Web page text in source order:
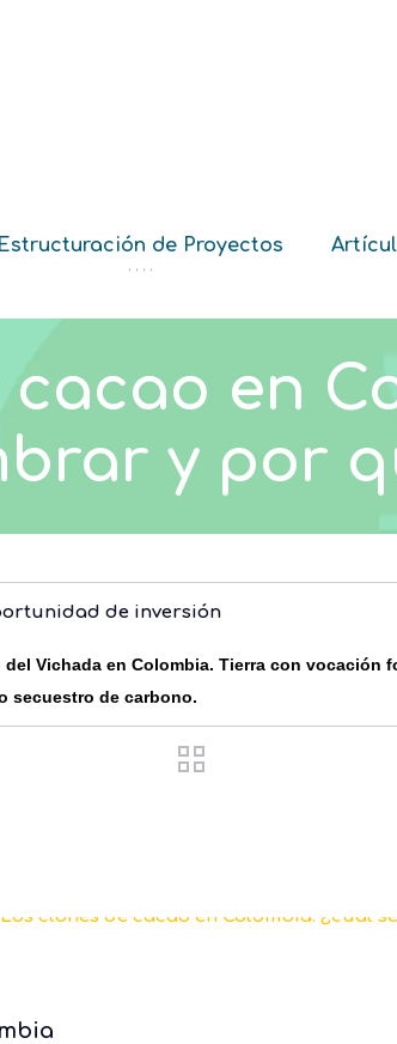
Estructuración de Proyectos
‘ ‘ ‘ ‘
en
y por
de inversión
Vichada en Colombia. Tierra con vocación
secuestro de carbono.